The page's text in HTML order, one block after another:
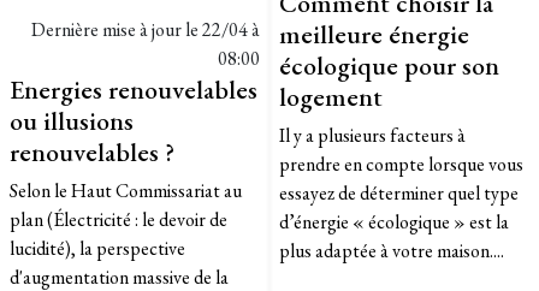
Dernière mise à jour le22/04 à
08:00
Energies renouvelables
ou illusions
renouvelables ?
Selon le Haut Commissariat au
plan (Électricité : le devoir de
lucidité), la perspective
d'augmentation massive de la
meilleure énergie
écologique pour son
logement
Il y a plusieurs facteurs à
prendre en compte lorsque vous
essayez de déterminer quel type
d’énergie « écologique » est la
plus adaptée à votre maison....